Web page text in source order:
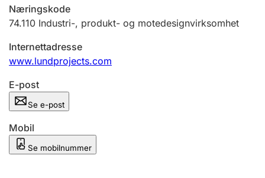
Næringskode
74.110 Industri-, produkt- og motedesignvirksomhet
Internettadresse
www.lundprojects.com
E-post
Se e-post
Mobil
Se mobilnummer